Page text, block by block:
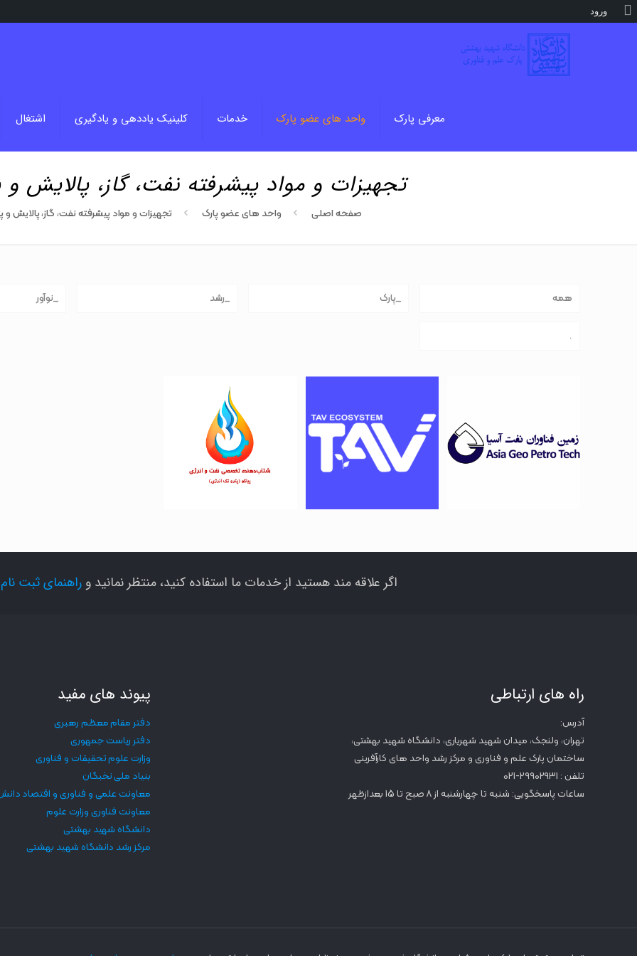
معرفی پارک واحد های عضو پارک خدمات کلینیک یاددهی و یادگیری اشتغال
تجهیزات و مواد پیشرفته نفت، گاز، پالایش
صفحه اصلی واحد های عضو پارک تجهیزات و مواد پیشرفته نفت، گاز، پالایش
همه _پارک _رشد _نوآور
.
بر پایه مدیریت
داده و هوش
مصنوعی در
صنعت نفت و
انرژی تاو
برهان تک
اریس اروند
اگر علاقه مند هستید از خدمات ما استفاده کنید، منتظر نمانید و راهنمای ثبت نام
راه های ارتباطی
آدرس:
تهران، ولنجک، میدان شهید شهریاری، دانشگاه شهید بهشتی،
ساختمان پارک علم و فناوری و مرکز رشد واحد های کارآفرینی
تلفن : 29902931-021
ساعات پاسخگویی: شنبه تا چهارشنبه از 8 صبح تا 15 بعدازظهر
پیوند های مفید
دفتر مقام معظم رهبری
دفتر ریاست جمهوری
وزارت علوم تحقیقات و فناوری
بنیاد ملی نخبگان
معاونت علمی و فناوری و اقتصاد
معاونت فناوری وزارت علوم
دانشگاه شهید بهشتی
مرکز رشد دانشگاه شهید بهشتی
درباره
ورود